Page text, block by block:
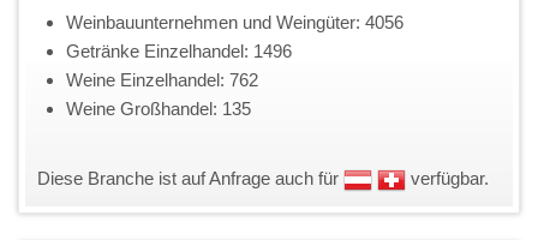
Weinbauunternehmen und Weingüter: 4056
Getränke Einzelhandel: 1496
Weine Einzelhandel: 762
Weine Großhandel: 135
Diese Branche ist auf Anfrage auch für verfügbar.